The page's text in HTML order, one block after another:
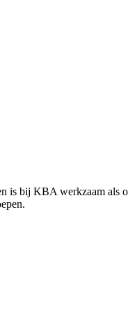
is bij KBA werkzaam